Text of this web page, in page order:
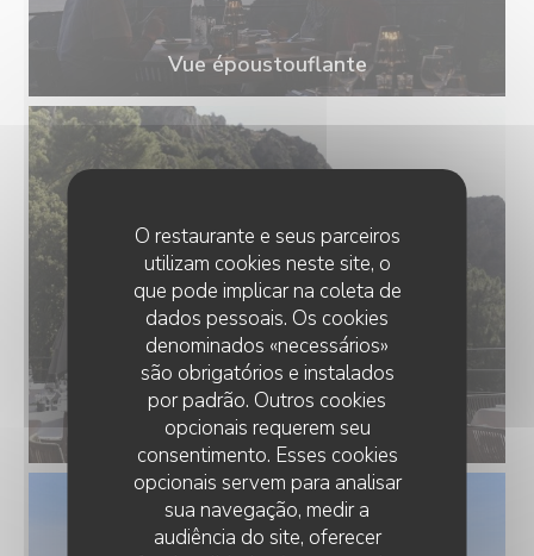
O restaurante e seus parceiros
utilizam cookies neste site, o
que pode implicar na coleta de
dados pessoais. Os cookies
denominados «necessários»
são obrigatórios e instalados
por padrão. Outros cookies
opcionais requerem seu
consentimento. Esses cookies
opcionais servem para analisar
sua navegação, medir a
audiência do site, oferecer
Vue époustouflante
Vue époustouflante